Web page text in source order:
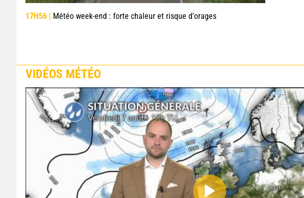
17H56 | Météo week-end : forte chaleur et risque d'orages
VIDÉOS MÉTÉO